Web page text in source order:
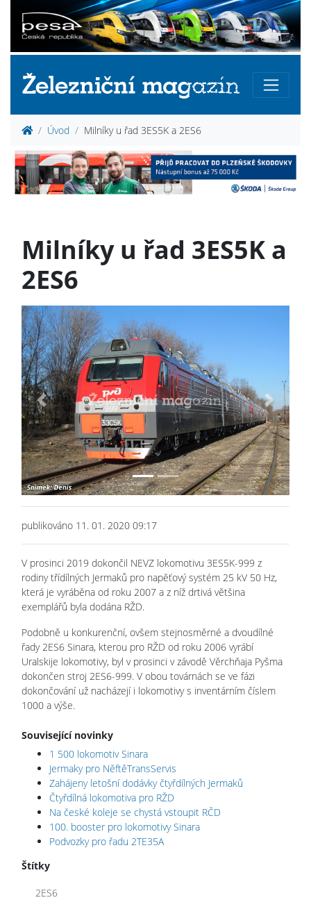
Úvod Milníky u řad 3ES5K a 2ES6
Milníky u řad 3ES5K a
2ES6
Previous Next
publikováno 11. 01. 2020 09:17
V prosinci 2019 dokončil NEVZ lokomotivu 3ES5K-999 z
rodiny třídílných Jermaků pro napěťový systém 25 kV 50 Hz,
která je vyráběna od roku 2007 a z níž drtivá většina
exemplářů byla dodána RŽD.
Podobně u konkurenční, ovšem stejnosměrné a dvoudílné
řady 2ES6 Sinara, kterou pro RŽD od roku 2006 vyrábí
Uralskije lokomotivy, byl v prosinci v závodě Věrchňaja Pyšma
dokončen stroj 2ES6-999. V obou továrnách se ve fázi
dokončování už nacházejí i lokomotivy s inventárním číslem
1000 a výše.
Související novinky
1 500 lokomotiv Sinara
Jermaky pro NěftěTransServis
Zahájeny letošní dodávky čtyřdílných Jermaků
Čtyřdílná lokomotiva pro RŽD
Na české koleje se chystá vstoupit RČD
100. booster pro lokomotivy Sinara
Podvozky pro řadu 2TE35A
Štítky
2ES6